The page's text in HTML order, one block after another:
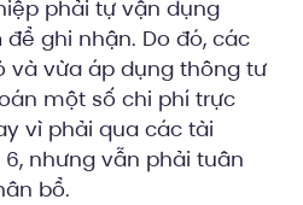
phải tự vận dụng
để ghi nhận. Do đó, các
và vừa áp dụng thông tư
một số chi phí trực
vì phải qua các tài
nhưng vẫn phải tuân
bổ.